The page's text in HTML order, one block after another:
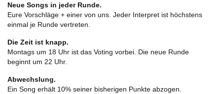
Neue Songs in jeder Runde.
Eure Vorschläge + einer von uns. Jeder Interpret ist höchstens
einmal je Runde vertreten.
Die Zeit ist knapp.
Montags um 18 Uhr ist das Voting vorbei. Die neue Runde
beginnt um 22 Uhr.
Abwechslung.
Ein Song erhält 10% seiner bisherigen Punkte abzogen.